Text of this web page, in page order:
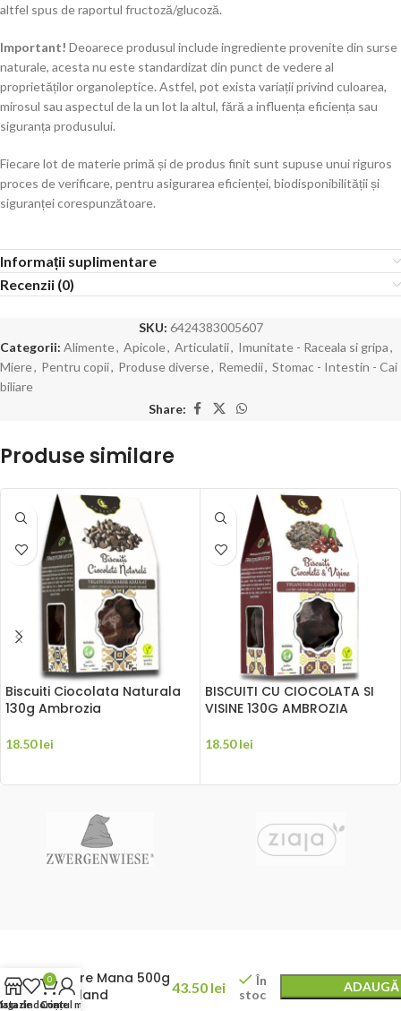
altfel spus de raportul fructoză/glucoză.
Important! Deoarece produsul include ingrediente provenite din surse
naturale, acesta nu este standardizat din punct de vedere al
proprietăților organoleptice. Astfel, pot exista variații privind culoarea,
mirosul sau aspectul de la un lot la altul, fără a influența eficiența sau
siguranța produsului.
Fiecare lot de materie primă și de produs finit sunt supuse unui riguros
proces de verificare, pentru asigurarea eficienței, biodisponibilității și
siguranței corespunzătoare.
Informații suplimentare
Recenzii (0)
SKU: 6424383005607
Categorii: Alimente, Apicole, Articulatii, Imunitate - Raceala si gripa,
Miere, Pentru copii, Produse diverse, Remedii, Stomac - Intestin - Cai
biliare
Share:
Produse similare
Biscuiti Ciocolata Naturala
130g Ambrozia
18.50lei
BISCUITI CU CIOCOLATA SI
VISINE 130G AMBROZIA
18.50lei
Miere Mana 500g
Apiland
43.50 lei
În
stoc
de dorințe
0
Coș
Contul meu